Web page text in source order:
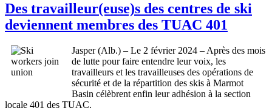
Des travailleur(euse)s des centres de ski
deviennent membres des TUAC 401
Jasper (Alb.) – Le 2 février 2024 – Après des mois
de lutte pour faire entendre leur voix, les
travailleurs et les travailleuses des opérations de
sécurité et de la répartition des skis à Marmot
Basin célèbrent enfin leur adhésion à la section
locale 401 des TUAC.